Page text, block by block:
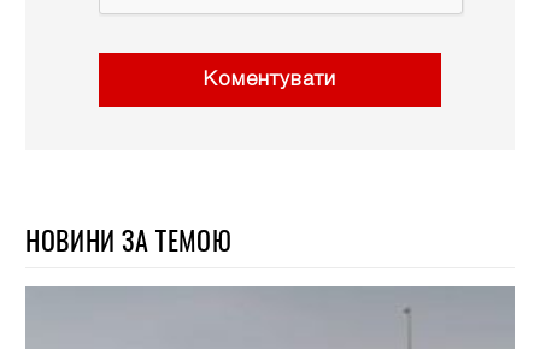
Коментувати
НОВИНИ ЗА ТЕМОЮ